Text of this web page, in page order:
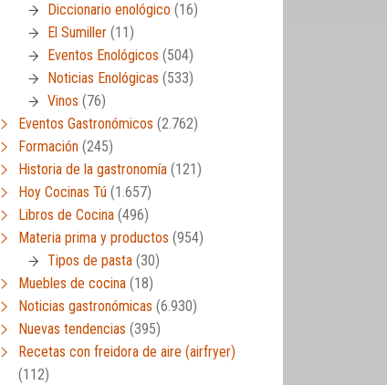
Diccionario enológico (16)
El Sumiller (11)
Eventos Enológicos (504)
Noticias Enológicas (533)
Vinos (76)
Eventos Gastronómicos (2.762)
Formación (245)
Historia de la gastronomía (121)
Hoy Cocinas Tú (1.657)
Libros de Cocina (496)
Materia prima y productos (954)
Tipos de pasta (30)
Muebles de cocina (18)
Noticias gastronómicas (6.930)
Nuevas tendencias (395)
Recetas con freidora de aire (airfryer)
(112)